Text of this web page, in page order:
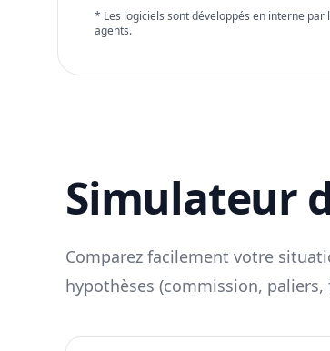
* Les logiciels sont développés en interne par
agents.
Simulateur
Comparez facilement votre
hypothèses (commission,